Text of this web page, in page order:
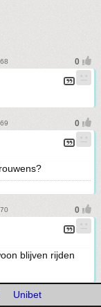
blijven rijden
Unibet